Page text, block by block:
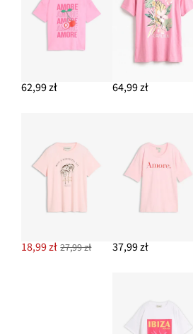
DODAJ DO KOSZYKA
62,99 zł 64,99 zł
18,99 zł 27,99 zł 37,99 zł